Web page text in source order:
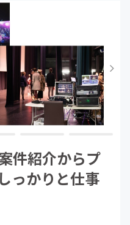
件紹介からプ
っかりと仕事